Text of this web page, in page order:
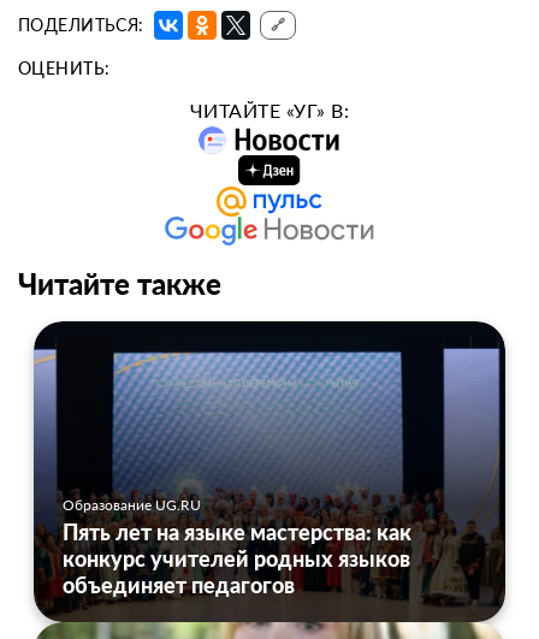
ПОДЕЛИТЬСЯ: 🔗
ОЦЕНИТЬ:
ЧИТАЙТЕ «УГ» В:
Читайте также
Образование UG.RU
Пять лет на языке мастерства: как
конкурс учителей родных языков
объединяет педагогов